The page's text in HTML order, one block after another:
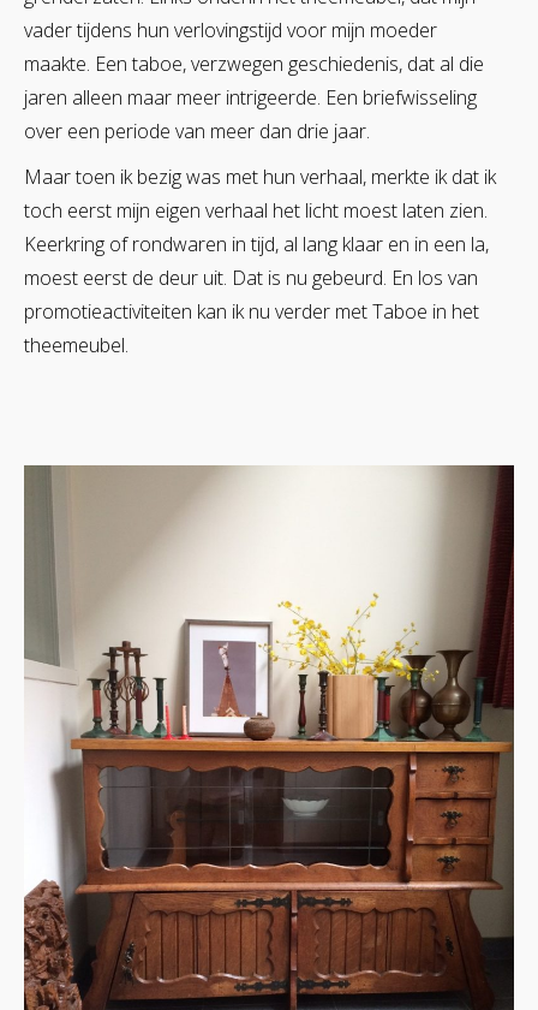
vader tijdens hun verlovingstijd voor mijn moeder
maakte. Een taboe, verzwegen geschiedenis, dat al die
jaren alleen maar meer intrigeerde. Een briefwisseling
over een periode van meer dan drie jaar.
Maar toen ik bezig was met hun verhaal, merkte ik dat ik
toch eerst mijn eigen verhaal het licht moest laten zien.
Keerkring of rondwaren in tijd, al lang klaar en in een la,
moest eerst de deur uit. Dat is nu gebeurd. En los van
promotieactiviteiten kan ik nu verder met Taboe in het
theemeubel.